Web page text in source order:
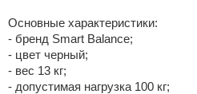
Основные характеристики:
- бренд Smart Balance;
- цвет черный;
- вес 13 кг;
- допустимая нагрузка 100 кг;